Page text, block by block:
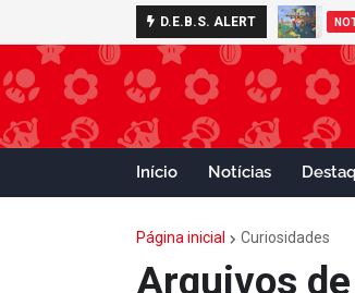
D.E.B.S. ALERT
Início Notícias
Página inicial Curiosidades
Arquivos